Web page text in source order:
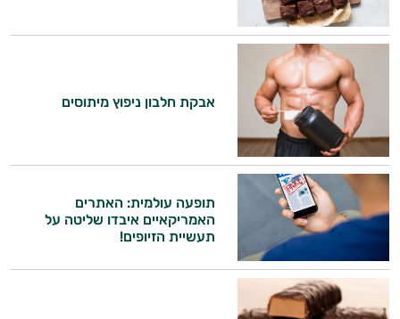
אבקת חלבון ניפוץ מיתוסים
תופעה עולמית: האתרים
האמריקאיים איבדו שליטה על
תעשיית הזיופים!